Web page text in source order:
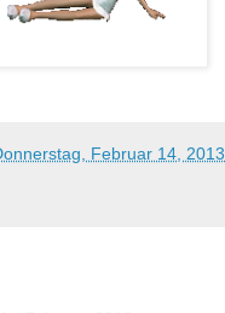
Februar 14, 2013